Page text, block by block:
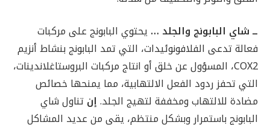
ــ شاي البابونج والجلد … يحتوي البابونج على مركبات
فعالة تدعى الفلافونوئيدات، التي تمد البابونج بنشاط أنزيم
COX2، المسؤول عن خلق أو انتاج مركبات البروستاغلاندينات،
التي تحفز ردود الفعل الالتهابية، مما يمنحها خصائص
مضادة للالتهاب ومخففة لتهيج الجلد.إن تناول شاي
البابونج باستمرار وبشكل منتظم، يقي من عديد المشاكل